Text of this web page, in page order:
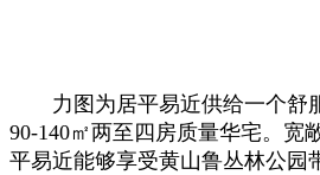
力图为居平易近供给一个舒
90-140㎡两至四房质量华宅。宽
平易近能够享受黄山鲁丛林公园